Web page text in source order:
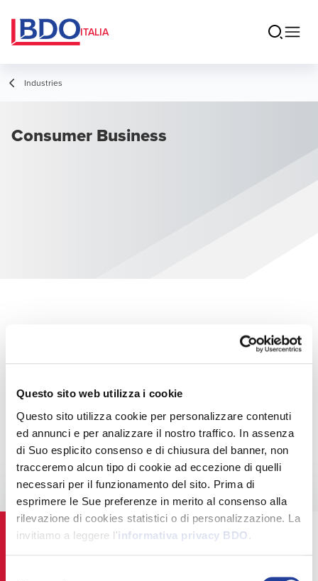
Questo sito web utilizza i cookie
Questo sito utilizza cookie per personalizzare contenuti
ed annunci e per analizzare il nostro traffico. In assenza
di Suo esplicito consenso e di chiusura del banner, non
tracceremo alcun tipo di cookie ad eccezione di quelli
necessari per il funzionamento del sito. Prima di
esprimere le Sue preferenze in merito al consenso alla
rilevazione di cookies statistici o di personalizzazione. La
invitiamo a leggere l'informativa privacy BDO .
ITALIA
Industries
Consumer Business
Business e dei fattori che rimodellano il mondo del retail.
Offriamo servizi di audit, advisory, tax e outsourcing a un
gran numero di aziende, dal settore alimentare e bevande
al settore tempo libero, da quello della salute e del
benessere a quello alberghiero.